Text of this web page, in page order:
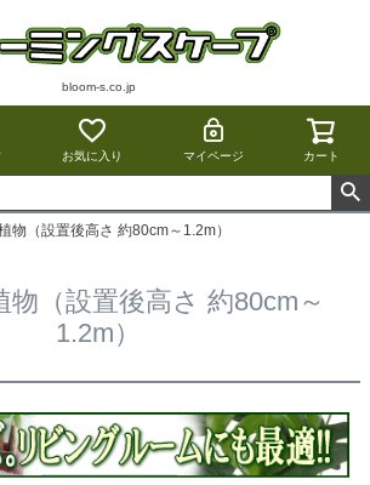
bloom-s.co.jp
お気に入り マイページ カート
物（設置後高さ 約80cm～1.2m）
物（設置後高さ 約80cm～
1.2m）